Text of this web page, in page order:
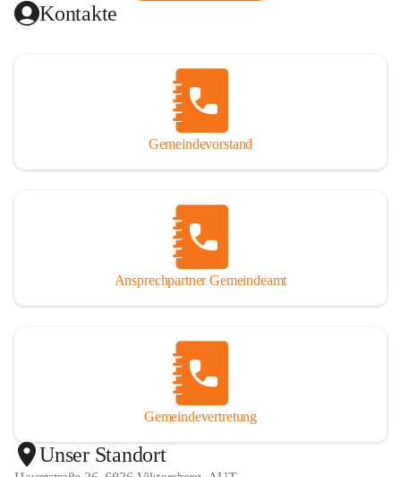
Kontakte
Gemeindevorstand
Ansprechpartner Gemeindeamt
Gemeindevertretung
Unser Standort